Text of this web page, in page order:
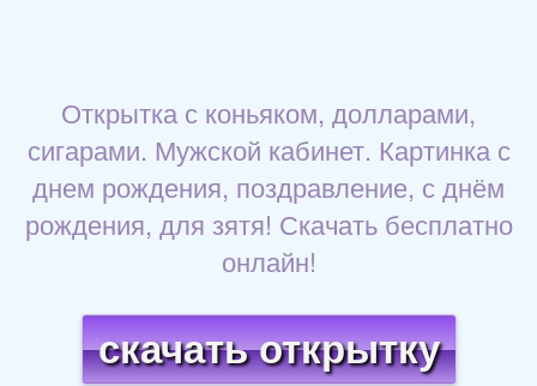
Открытка с коньяком, долларами,
сигарами. Мужской кабинет. Картинка с
днем рождения, поздравление, с днём
рождения, для зятя! Скачать бесплатно
онлайн!
скачать открытку